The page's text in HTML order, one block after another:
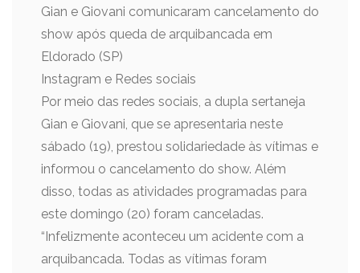
Gian e Giovani comunicaram cancelamento do
show após queda de arquibancada em
Eldorado (SP)
Instagram e Redes sociais
Por meio das redes sociais, a dupla sertaneja
Gian e Giovani, que se apresentaria neste
sábado (19), prestou solidariedade às vítimas e
informou o cancelamento do show. Além
disso, todas as atividades programadas para
este domingo (20) foram canceladas.
“Infelizmente aconteceu um acidente com a
arquibancada. Todas as vítimas foram